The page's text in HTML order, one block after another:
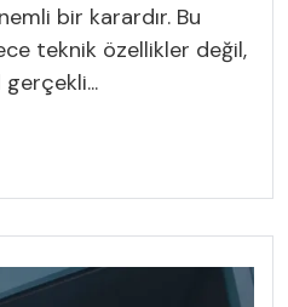
bir karardır. Bu
teknik özellikler değil,